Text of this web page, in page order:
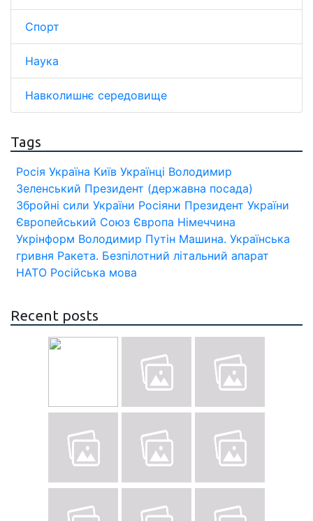
Спорт
Наука
Навколишнє середовище
Tags
Росія Україна Київ Українці Володимир
Зеленський Президент (державна посада)
Збройні сили України Росіяни Президент України
Європейський Союз Європа Німеччина
Укрінформ Володимир Путін Машина. Українська
гривня Ракета. Безпілотний літальний апарат
НАТО Російська мова
Recent posts